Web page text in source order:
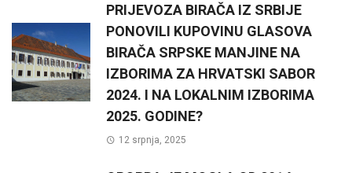
PRIJEVOZA BIRAČA IZ SRBIJE
PONOVILI KUPOVINU GLASOVA
BIRAČA SRPSKE MANJINE NA
IZBORIMA ZA HRVATSKI SABOR
2024. I NA LOKALNIM IZBORIMA
2025. GODINE?
12 srpnja, 2025